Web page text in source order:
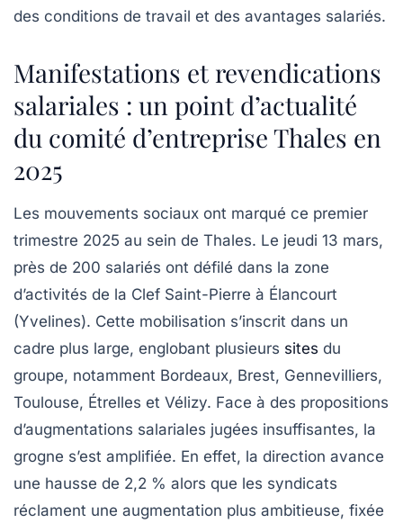
des conditions de travail et des avantages salariés.
Manifestations et revendications
salariales : un point d’actualité
du comité d’entreprise Thales en
2025
Les mouvements sociaux ont marqué ce premier
trimestre 2025 au sein de Thales. Le jeudi 13 mars,
près de 200 salariés ont défilé dans la zone
d’activités de la Clef Saint-Pierre à Élancourt
(Yvelines). Cette mobilisation s’inscrit dans un
cadre plus large, englobant plusieurs sites du
groupe, notamment Bordeaux, Brest, Gennevilliers,
Toulouse, Étrelles et Vélizy. Face à des propositions
d’augmentations salariales jugées insuffisantes, la
grogne s’est amplifiée. En effet, la direction avance
une hausse de 2,2 % alors que les syndicats
réclament une augmentation plus ambitieuse, fixée